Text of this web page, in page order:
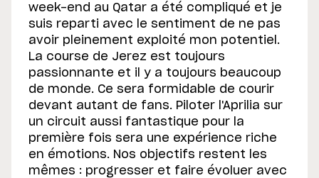
week-end au Qatar a été compliqué et je
suis reparti avec le sentiment de ne pas
avoir pleinement exploité mon potentiel.
La course de Jerez est toujours
passionnante et il y a toujours beaucoup
de monde. Ce sera formidable de courir
devant autant de fans. Piloter l'Aprilia sur
un circuit aussi fantastique pour la
première fois sera une expérience riche
en émotions. Nos objectifs restent les
mêmes : progresser et faire évoluer avec